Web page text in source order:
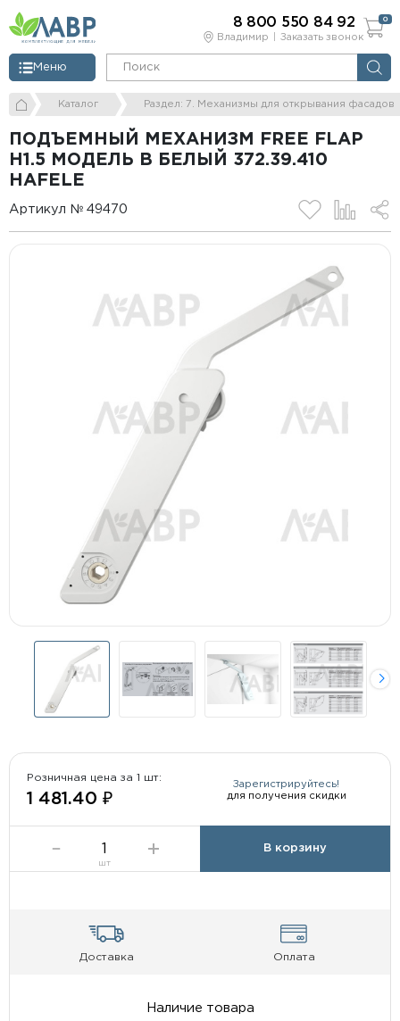
Владимир Заказать звонок
Меню
8 800 550 84 92 0
Каталог Раздел: 7. Механизмы для открывания фасадов
ПОДЪЕМНЫЙ МЕХАНИЗМ FREE FLAP
H1.5 МОДЕЛЬ B БЕЛЫЙ 372.39.410
HAFELE
Артикул № 49470
Розничная цена за 1 шт:
1 481.40 ₽
Зарегистрируйтесь!
для получения скидки
шт
В корзину
Доставка Оплата
Наличие товара